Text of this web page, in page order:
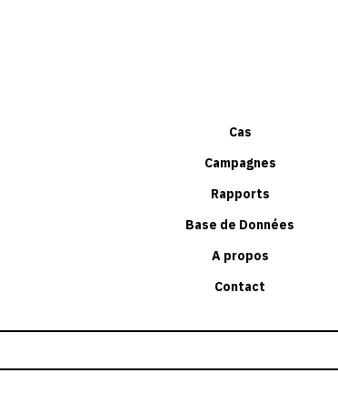
Cas
Campagnes
Rapports
Base de Données
A propos
Contact